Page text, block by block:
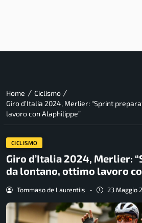
Home / Ciclismo /
Giro d’Italia 2024, Merlier: “Sprint
lavoro con Alaphilippe”
CICLISMO
Giro d’Italia 2024, Merlier:
da lontano, ottimo lavoro
Tommaso de Laurentiis - 23 Maggio